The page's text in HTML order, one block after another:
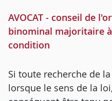
AVOCAT - conseil de
binominal majoritaire
condition
Si toute recherche de
lorsque le sens de la